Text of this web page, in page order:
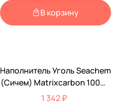
В корзину
Наполнитель Уголь Seachem
(Сичем) Matrixcarbon 100мл
Sch-105
1 342 ₽